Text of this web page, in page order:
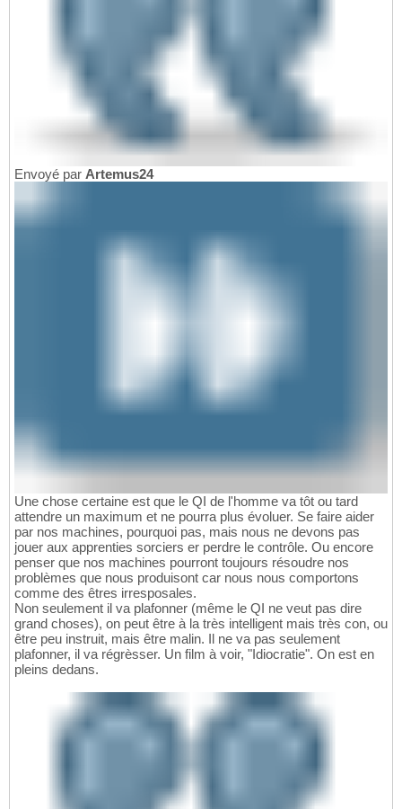
Envoyé par Artemus24
Une chose certaine est que le QI de l'homme va tôt ou tard
attendre un maximum et ne pourra plus évoluer. Se faire aider
par nos machines, pourquoi pas, mais nous ne devons pas
jouer aux apprenties sorciers er perdre le contrôle. Ou encore
penser que nos machines pourront toujours résoudre nos
problèmes que nous produisont car nous nous comportons
comme des êtres irresposales.
Non seulement il va plafonner (même le QI ne veut pas dire
grand choses), on peut être à la très intelligent mais très con, ou
être peu instruit, mais être malin. Il ne va pas seulement
plafonner, il va régrèsser. Un film à voir, "Idiocratie". On est en
pleins dedans.